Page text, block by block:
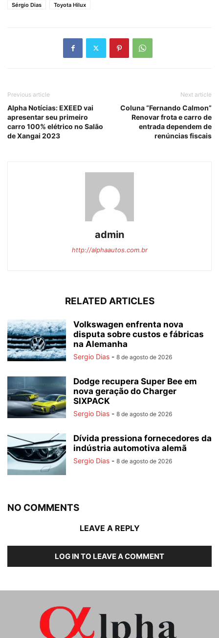
Sérgio Dias
Toyota Hilux
Previous article
Alpha Notícias: EXEED vai
apresentar seu primeiro
carro 100% elétrico no Salão
de Xangai 2023
Next article
Coluna “Fernando Calmon”
Renovar frota e carro de
entrada dependem de
renúncias fiscais
admin
http://alphaautos.com.br
RELATED ARTICLES
Volkswagen enfrenta nova
disputa sobre custos e fábricas
na Alemanha
Sergio Dias - 8 de agosto de 2026
Dodge recupera Super Bee em
nova geração do Charger
SIXPACK
Sergio Dias - 8 de agosto de 2026
Dívida pressiona fornecedores da
indústria automotiva alemã
Sergio Dias - 8 de agosto de 2026
NO COMMENTS
LEAVE A REPLY
LOG IN TO LEAVE A COMMENT